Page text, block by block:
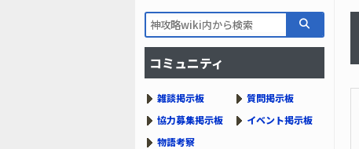
コミュニティ
雑談掲示板
質問掲示板
協力募集掲示板
イベント掲示板
物語考察